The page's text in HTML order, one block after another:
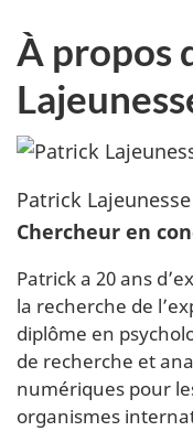
À propos
Patrick Lajeunesse
Chercheur en
Patrick a 20 ans
la recherche de
diplôme en
de recherche et
numériques pour
organismes